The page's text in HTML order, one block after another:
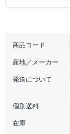
商品コード
産地／メーカー
発送について
個別送料
在庫